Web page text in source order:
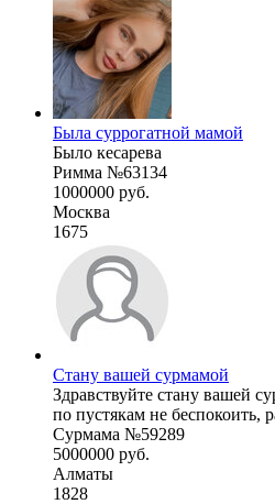
Была суррогатной мамой
Было кесарева
Римма №63134
1000000 руб.
Москва
1675
Стану вашей сурмамой
Здравствуйте стану вашей
по пустякам не беспокоить,
Сурмама №59289
5000000 руб.
Алматы
1828